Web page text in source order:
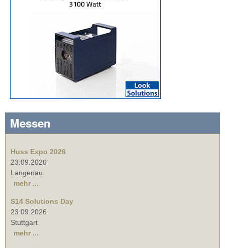
Messen
Huss Expo 2026
23.09.2026
Langenau
mehr ...
S14 Solutions Day
23.09.2026
Stuttgart
mehr ...